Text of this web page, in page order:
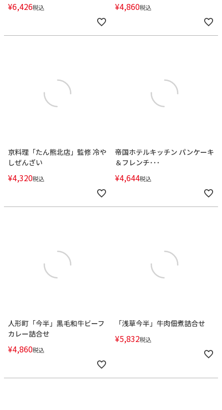
¥6,426税込 ¥4,860税込
京料理「たん熊北店」監修 冷や
しぜんざい
¥4,320税込
帝国ホテルキッチン パンケーキ
＆フレンチ･･･
¥4,644税込
人形町「今半」黒毛和牛ビーフ
カレー詰合せ
¥4,860税込
「浅草今半」牛肉佃煮詰合せ
¥5,832税込